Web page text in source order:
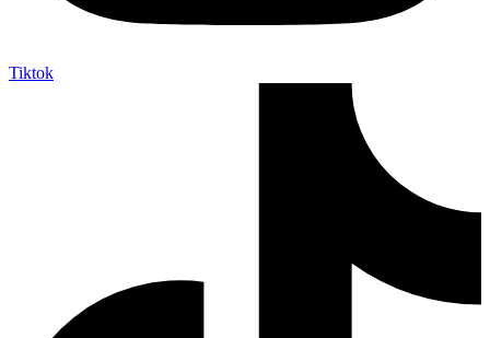
Tiktok